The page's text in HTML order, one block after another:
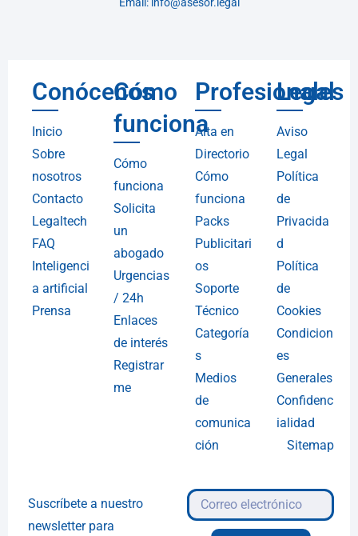
Email: info@asesor.legal
Conócenos
Inicio
Sobre
nosotros
Contacto
Legaltech
FAQ
Inteligenci
a artificial
Prensa
Cómo
funciona
Cómo
funciona
Solicita
un
abogado
Urgencias
/ 24h
Enlaces
de interés
Registrar
me
Profesionales
Alta en
Directorio
Cómo
funciona
Packs
Publicitari
os
Soporte
Técnico
Categoría
s
Medios
de
comunica
ción
Legal
Aviso
Legal
Política
de
Privacida
d
Política
de
Cookies
Condicion
es
Generales
Confidenc
ialidad
Sitemap
Suscríbete a nuestro
newsletter para